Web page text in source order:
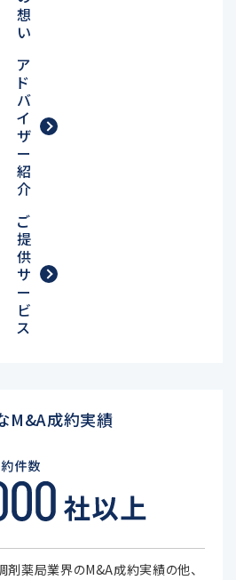
想
い
ア
ド
バ
イ
ザ
ー
紹
介
ご
提
供
サ
ー
ビ
ス
M&A成約実績
剤薬局業界のM&A成約実績の他、